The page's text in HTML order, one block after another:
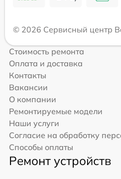
© 2026 Сервисный центр
Стоимость ремонта
Оплата и доставка
Контакты
Вакансии
О компании
Ремонтируемые модели
Наши услуги
Согласие на обработку
Способы оплаты
Ремонт устройств